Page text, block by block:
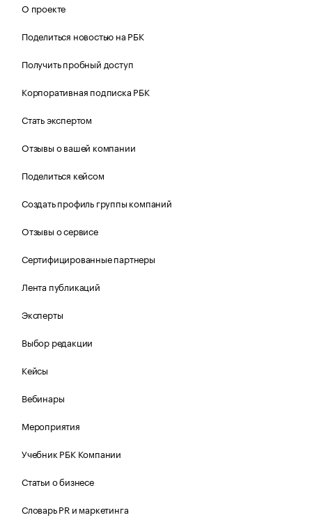
О проекте
Поделиться новостью на РБК
Получить пробный доступ
Корпоративная подписка РБК
Стать экспертом
Отзывы о вашей компании
Поделиться кейсом
Создать профиль группы компаний
Отзывы о сервисе
Сертифицированные партнеры
Лента публикаций
Эксперты
Выбор редакции
Кейсы
Вебинары
Мероприятия
Учебник РБК Компании
Статьи о бизнесе
Словарь PR и маркетинга